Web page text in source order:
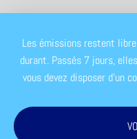
Les émissions restent
durant. Passés 7 jours,
vous devez disposer d'un